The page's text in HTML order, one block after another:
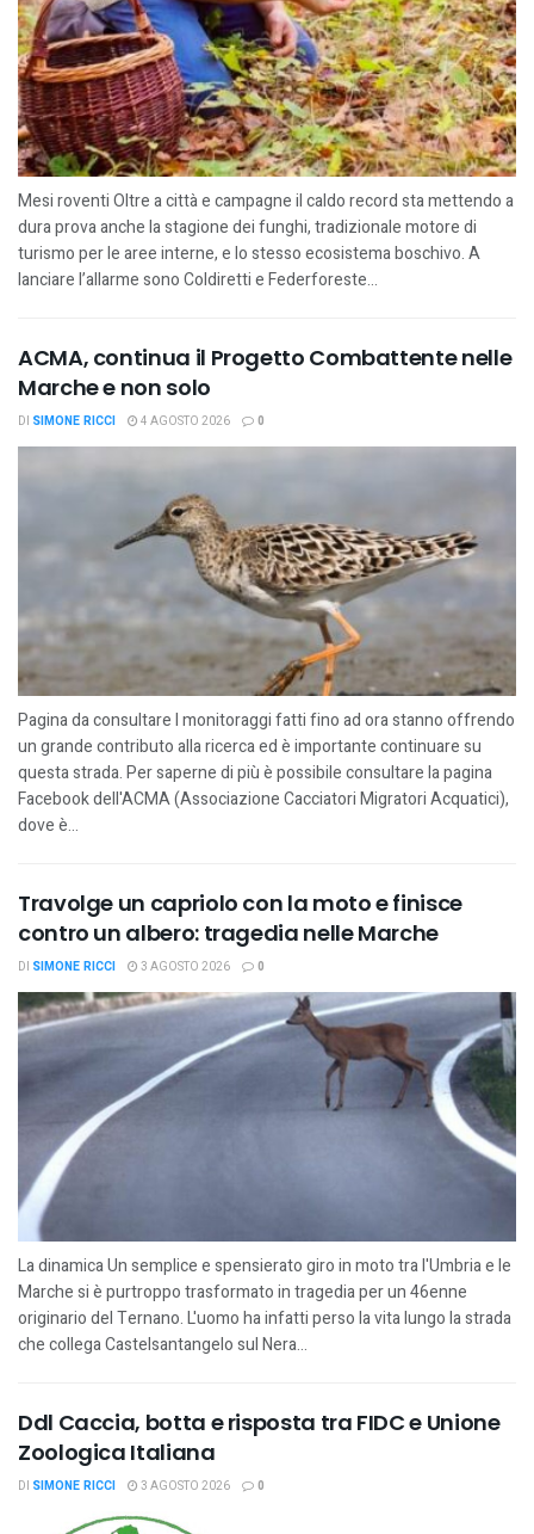
Mesi roventi Oltre a città e campagne il caldo record sta mettendo a
dura prova anche la stagione dei funghi, tradizionale motore di
turismo per le aree interne, e lo stesso ecosistema boschivo. A
lanciare l’allarme sono Coldiretti e Federforeste...
ACMA, continua il Progetto Combattente nelle
Marche e non solo
DI SIMONE RICCI 4 AGOSTO 2026 0
Pagina da consultare I monitoraggi fatti fino ad ora stanno offrendo
un grande contributo alla ricerca ed è importante continuare su
questa strada. Per saperne di più è possibile consultare la pagina
Facebook dell'ACMA (Associazione Cacciatori Migratori Acquatici),
dove è...
Travolge un capriolo con la moto e finisce
contro un albero: tragedia nelle Marche
DI SIMONE RICCI 3 AGOSTO 2026 0
La dinamica Un semplice e spensierato giro in moto tra l'Umbria e le
Marche si è purtroppo trasformato in tragedia per un 46enne
originario del Ternano. L'uomo ha infatti perso la vita lungo la strada
che collega Castelsantangelo sul Nera...
Ddl Caccia, botta e risposta tra FIDC e Unione
Zoologica Italiana
DI SIMONE RICCI 3 AGOSTO 2026 0